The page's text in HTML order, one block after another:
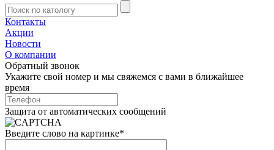
Контакты
Акции
Новости
О компании
Обратный звонок
Укажите свой номер и мы свяжемся с вами в ближайшее
время
Защита от автоматических сообщений
Введите слово на картинке*